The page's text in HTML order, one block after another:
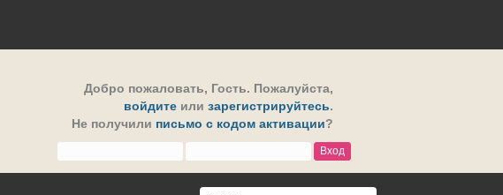
Добро пожаловать, Гость. Пожалуйста,
войдите или зарегистрируйтесь.
Не получили письмо с кодом активации?